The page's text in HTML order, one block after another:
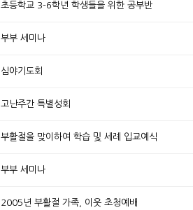
초등학교 3-6학년 학생들을 위한 공부반
부부 세미나
심야기도회
고난주간 특별성회
부활절을 맞이하여 학습 및 세례 입교예식
부부 세미나
2005년 부활절 가족, 이웃 초청예배